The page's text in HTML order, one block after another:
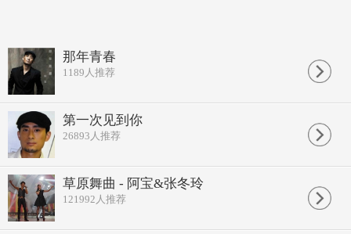
那年青春
1189 人推荐
第一次见到你
26893 人推荐
草原舞曲 - 阿宝&张冬玲
121992 人推荐